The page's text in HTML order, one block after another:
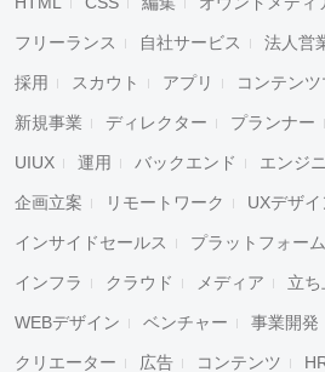
フリーランス 自社サービス 法人営
採用 スカウト アプリ コンテン
新規事業 ディレクター プランナー
UIUX 運用 バックエンド エンジ
企画立案 リモートワーク UXデザイ
インサイドセールス プラットフォーム
インフラ クラウド メディア 立
WEBデザイン ベンチャー 事業開発
クリエーター 広告 コンテンツ